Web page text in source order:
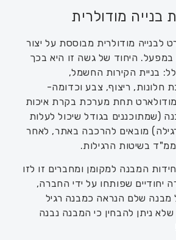
בנייה מודולרית
לבנייה מודולרית מבוססת על יצור
במפעל. היחוד של גשה זו היא בכך
בניית הקירות החשמל,
חלונות, ריצוף, צבע וכדומה-
תחת מערכת בקרת איכות
(שמתוכננים בגודל שיכול לעלות
מובאים להרכבה באתר, לאחר
בשיטות הרגילות.
המבנה למקומן ומחברים זו לזו
יחודיים שפותחו על ידי החברה,
מבנה שלם הנראה כמבנה רגיל
ניתן להבחין כי המבנה נבנה